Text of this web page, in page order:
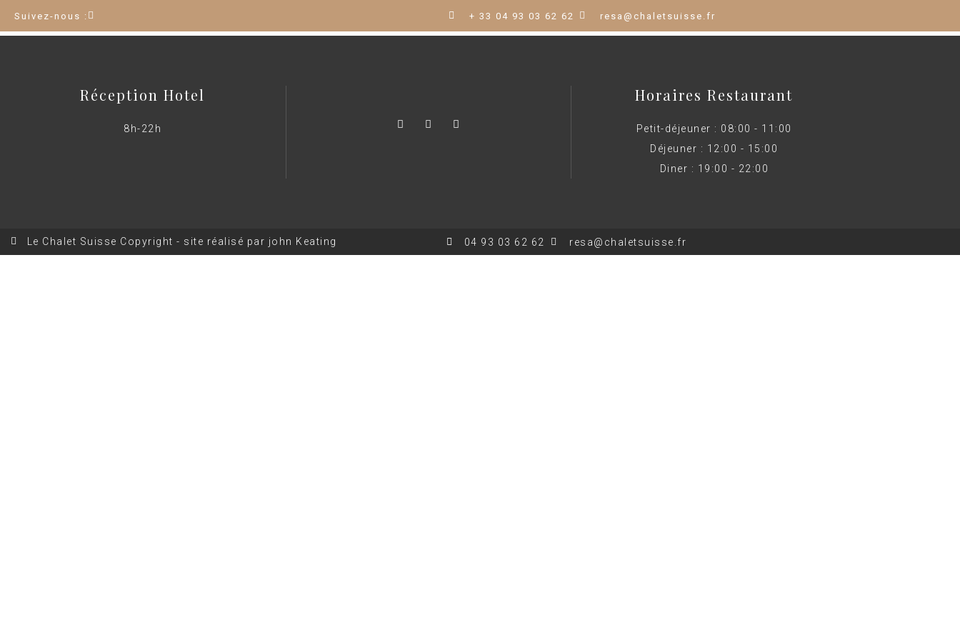
Suivez-nous : + 33 04 93 03 62 62 resa@chaletsuisse.fr
Réception Hotel
8h-22h
Horaires Restaurant
Petit-déjeuner : 08:00 - 11:00
Déjeuner : 12:00 - 15:00
Diner : 19:00 - 22:00
Le Chalet Suisse Copyright - site réalisé par john Keating 04 93 03 62 62 resa@chaletsuisse.fr